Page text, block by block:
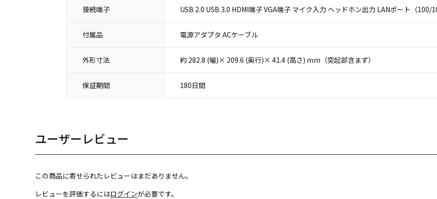
接続端子 USB 2.0 USB 3.0 HDMI端子 VGA端子 マイク入力 ヘッドホン出力 LANポート（100/
付属品 電源アダプタ ACケーブル
外形寸法 約 282.8 (幅)× 209.6 (奥行)× 41.4 (高さ) mm（突起部含まず）
保証期間 180日間
ユーザーレビュー
この商品に寄せられたレビューはまだありません。
レビューを評価するにはログインが必要です。